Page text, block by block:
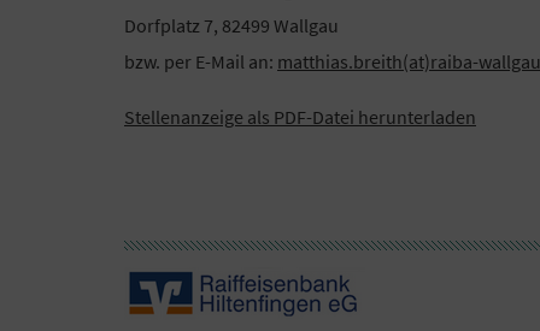
Dorfplatz 7, 82499 Wallgau
bzw. per E-Mail an: matthias.breith(at)raiba-
Stellenanzeige als PDF-Datei herunterladen